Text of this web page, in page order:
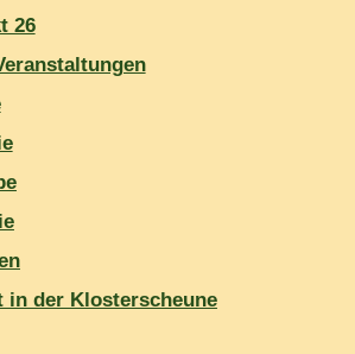
26
in der Klosterscheune